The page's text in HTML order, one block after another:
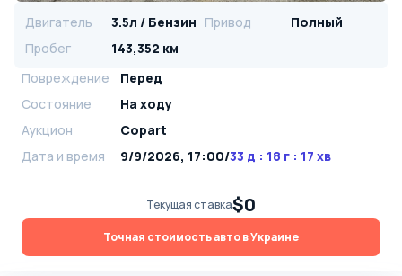
Двигатель 3.5л / Бензин Привод
Полный
Пробег
143,352 км
Повреждение
Перед
Состояние
На ходу
Аукцион
Copart
Дата и время
9/9/2026, 17:00/33 д : 18 г : 17 хв
Текущая ставка$0
Точная стоимость авто в Украине